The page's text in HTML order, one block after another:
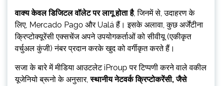
वाक्य केवल डिजिटल वॉलेट पर लागू होता है, जिनमें से, उदाहरण के
लिए, Mercado Pago और Ualá हैं। इसके अलावा, कुछ अर्जेंटीना
क्रिप्टोक्यूरेंसी एक्सचेंज अपने उपयोगकर्ताओं को सीवीयू (एकीकृत
वर्चुअल कुंजी) नंबर प्रदान करके खुद को वर्गीकृत करते हैं।
सजा के बारे में मीडिया आउटलेट iProup पर टिप्पणी करने वाले वकील
यूजेनियो ब्रूनो के अनुसार,स्थानीय नेटवर्क क्रिप्टोकरेंसी, जैसे